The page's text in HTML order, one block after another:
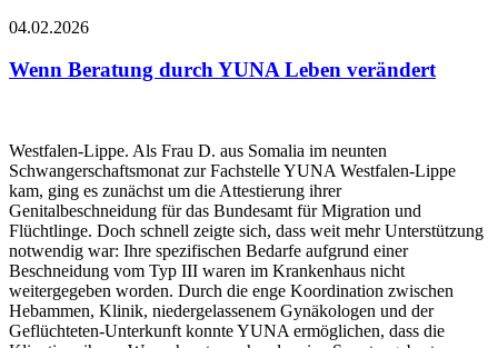
04.02.2026
Wenn Beratung durch YUNA Leben verändert
Westfalen-Lippe. Als Frau D. aus Somalia im neunten
Schwangerschaftsmonat zur Fachstelle YUNA Westfalen-Lippe
kam, ging es zunächst um die Attestierung ihrer
Genitalbeschneidung für das Bundesamt für Migration und
Flüchtlinge. Doch schnell zeigte sich, dass weit mehr Unterstützung
notwendig war: Ihre spezifischen Bedarfe aufgrund einer
Beschneidung vom Typ III waren im Krankenhaus nicht
weitergegeben worden. Durch die enge Koordination zwischen
Hebammen, Klinik, niedergelassenem Gynäkologen und der
Geflüchteten-Unterkunft konnte YUNA ermöglichen, dass die